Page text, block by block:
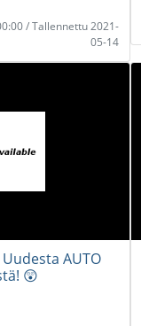
/ Tallennettu 2021-
05-14
Uudesta AUTO
😲